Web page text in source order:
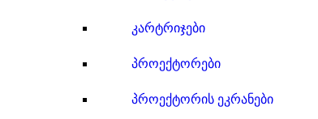
კარტრიჯები
პროექტორები
პროექტორის ეკრანები